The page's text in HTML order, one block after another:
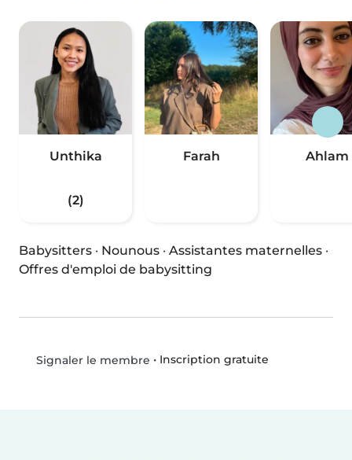
Unthika
(2)
Farah Ahlam
Babysitters · Nounous · Assistantes maternelles ·
Offres d'emploi de babysitting
Signaler le membre • Inscription gratuite